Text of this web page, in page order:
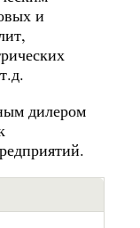
и
дилером